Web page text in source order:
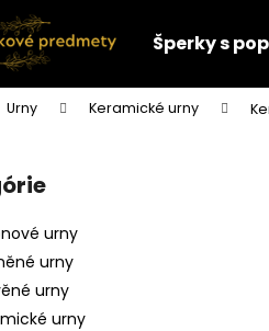
Šperky s
Urny Keramické urny
urny
urny
urny
urny